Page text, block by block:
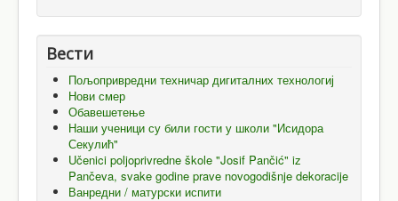
Вести
Пољопривредни техничар дигиталних технологиј
Нови смер
Обавешетење
Наши ученици су били гости у школи "Исидора
Секулић"
Učenici poljoprivredne škole "Josif Pančić" iz
Pančeva, svake godine prave novogodišnje dekoracije
Ванредни / матурски испити